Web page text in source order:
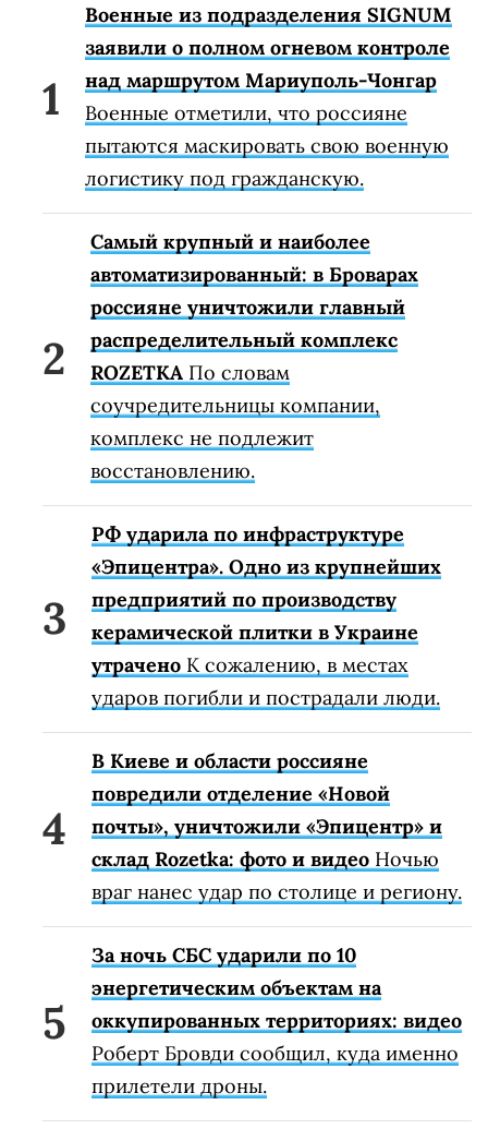
Военные из подразделения SIGNUM
заявили о полном огневом контроле
над маршрутом Мариуполь-Чонгар
Военные отметили, что россияне
пытаются маскировать свою военную
логистику под гражданскую.
Самый крупный и наиболее
автоматизированный: в Броварах
россияне уничтожили главный
распределительный комплекс
ROZETKA По словам
соучредительницы компании,
комплекс не подлежит
восстановлению.
РФ ударила по инфраструктуре
«Эпицентра». Одно из крупнейших
предприятий по производству
керамической плитки в Украине
утрачено К сожалению, в местах
ударов погибли и пострадали люди.
В Киеве и области россияне
повредили отделение «Новой
почты», уничтожили «Эпицентр» и
склад Rozetka: фото и видео Ночью
враг нанес удар по столице и региону.
За ночь СБС ударили по 10
энергетическим объектам на
оккупированных территориях: видео
Роберт Бровди сообщил, куда именно
прилетели дроны.